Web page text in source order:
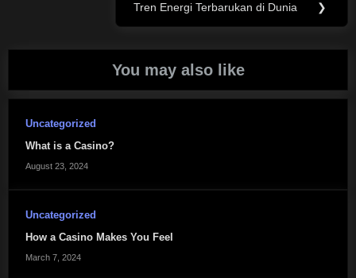
Next
Tren Energi Terbarukan di Dunia ❯
You may also like
Uncategorized
What is a Casino?
August 23, 2024
Uncategorized
How a Casino Makes You Feel
March 7, 2024